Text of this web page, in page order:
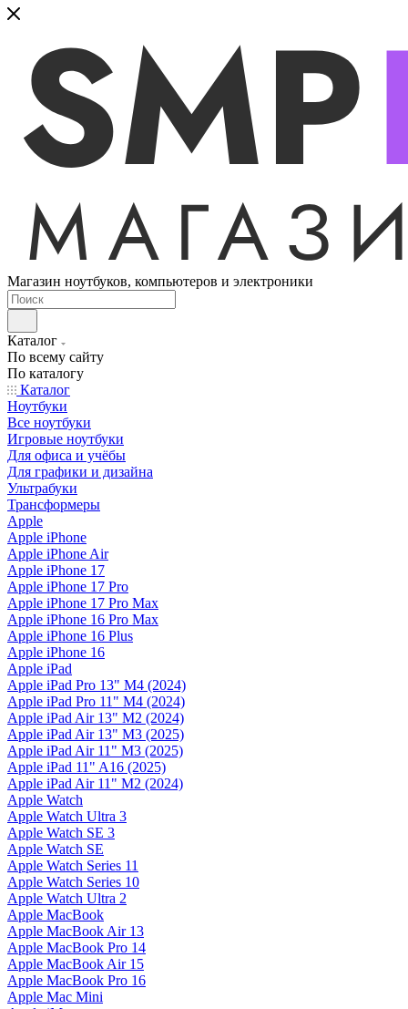
Магазин ноутбуков, компьютеров и электроники
Каталог
По всему сайту
По каталогу
Каталог
Ноутбуки
Все ноутбуки
Игровые ноутбуки
Для офиса и учёбы
Для графики и дизайна
Ультрабуки
Трансформеры
Apple
Apple iPhone
Apple iPhone Air
Apple iPhone 17
Apple iPhone 17 Pro
Apple iPhone 17 Pro Max
Apple iPhone 16 Pro Max
Apple iPhone 16 Plus
Apple iPhone 16
Apple iPad
Apple iPad Pro 13" M4 (2024)
Apple iPad Pro 11" M4 (2024)
Apple iPad Air 13" M2 (2024)
Apple iPad Air 13" M3 (2025)
Apple iPad Air 11" M3 (2025)
Apple iPad 11" A16 (2025)
Apple iPad Air 11" M2 (2024)
Apple Watch
Apple Watch Ultra 3
Apple Watch SE 3
Apple Watch SE
Apple Watch Series 11
Apple Watch Series 10
Apple Watch Ultra 2
Apple MacBook
Apple MacBook Air 13
Apple MacBook Pro 14
Apple MacBook Air 15
Apple MacBook Pro 16
Apple Mac Mini